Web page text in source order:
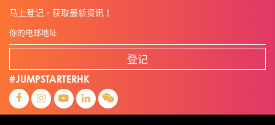
马上登记，获取最新资讯！
登记
#JUMPSTARTERHK